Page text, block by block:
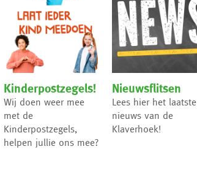
Kinderpostzegels!
Wij doen weer mee
met de
Kinderpostzegels,
helpen jullie ons mee?
Nieuwsflitsen
Lees hier het laatste
nieuws van de
Klaverhoek!